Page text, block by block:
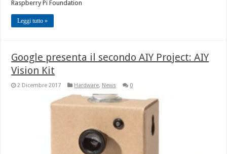
Raspberry Pi Foundation
Leggi tutto »
Google presenta il secondo AIY Project: AIY
Vision Kit
2 Dicembre 2017 Hardware, News 0